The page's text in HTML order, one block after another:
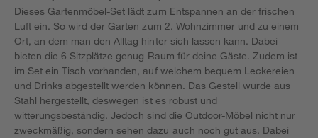
Dieses Gartenmöbel-Set lädt zum Entspannen an der frischen
Luft ein. So wird der Garten zum 2. Wohnzimmer und zu einem
Ort, an dem man den Alltag hinter sich lassen kann. Dabei
bieten die 6 Sitzplätze genug Raum für deine Gäste. Zudem ist
im Set ein Tisch vorhanden, auf welchem bequem Leckereien
und Drinks abgestellt werden können. Das Gestell wurde aus
Stahl hergestellt, deswegen ist es robust und
witterungsbeständig. Jedoch sind die Outdoor-Möbel nicht nur
zweckmäßig, sondern sehen dazu auch noch gut aus. Dabei